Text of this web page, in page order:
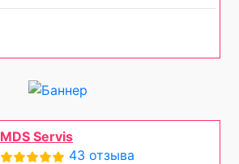
MDS Servis
43 отзыва